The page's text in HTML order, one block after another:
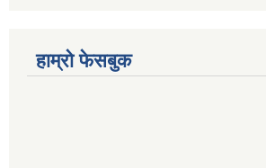
हाम्रो फेसबुक